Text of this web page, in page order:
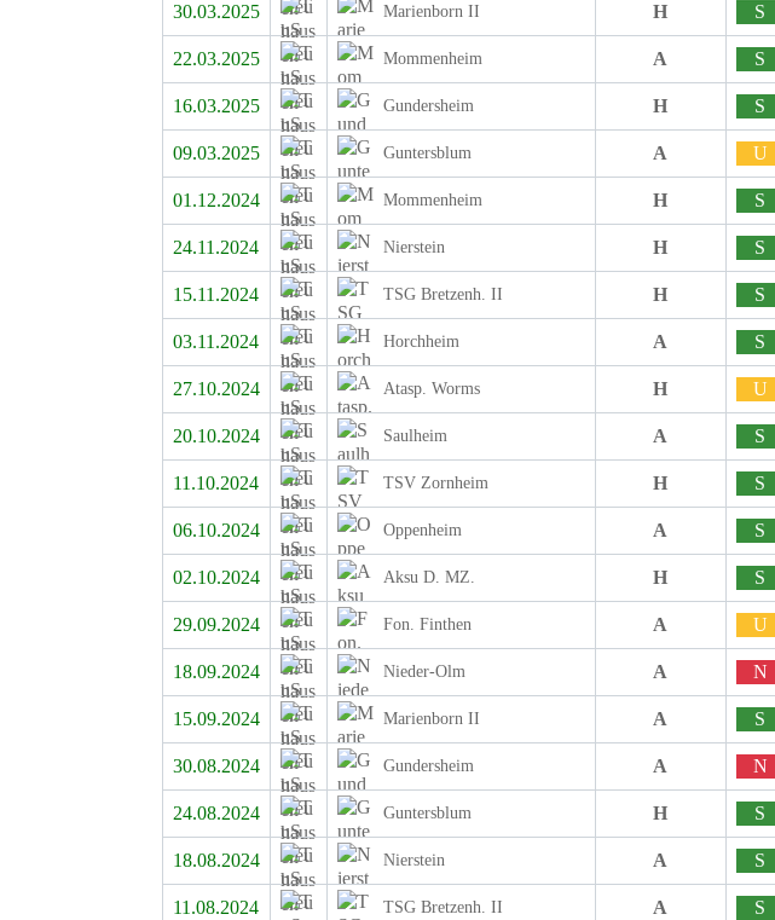
30.03.2025 Marienborn II H S
22.03.2025 Mommenheim A S
16.03.2025 Gundersheim H S
09.03.2025 Guntersblum A U
01.12.2024 Mommenheim H S
24.11.2024 Nierstein H S
15.11.2024 TSG Bretzenh. II H S
03.11.2024 Horchheim A S
27.10.2024 Atasp. Worms H U
20.10.2024 Saulheim A S
11.10.2024 TSV Zornheim H S
06.10.2024 Oppenheim A S
02.10.2024 Aksu D. MZ. H S
29.09.2024 Fon. Finthen A U
18.09.2024 Nieder-Olm A N
15.09.2024 Marienborn II A S
30.08.2024 Gundersheim A N
24.08.2024 Guntersblum H S
18.08.2024 Nierstein A S
11.08.2024 TSG Bretzenh. II A S